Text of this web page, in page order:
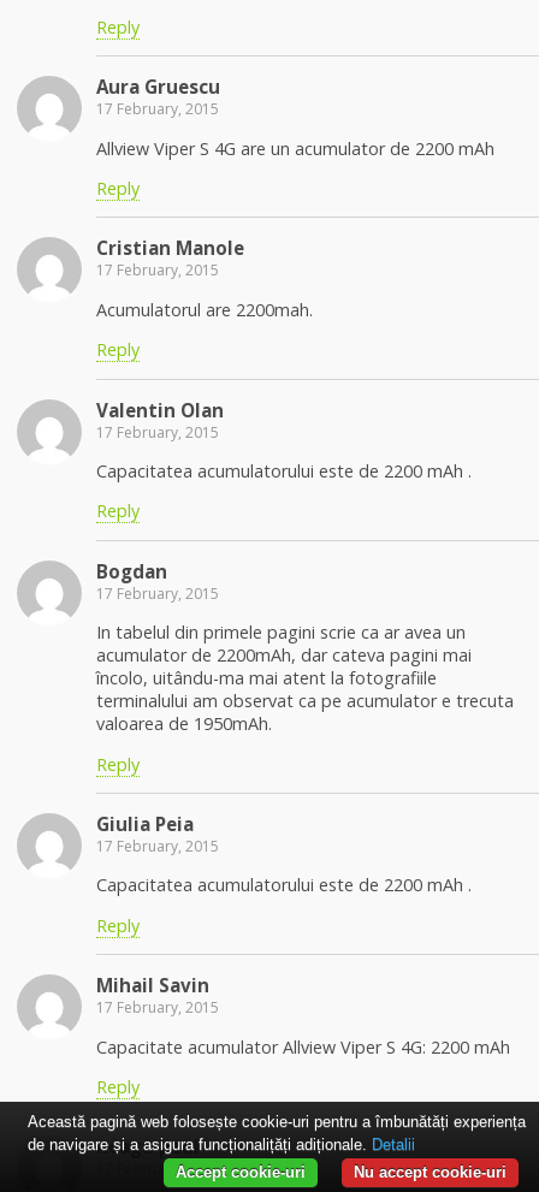
Reply
Aura Gruescu
17 February, 2015
Allview Viper S 4G are un acumulator de 2200 mAh
Reply
Cristian Manole
17 February, 2015
Acumulatorul are 2200mah.
Reply
Valentin Olan
17 February, 2015
Capacitatea acumulatorului este de 2200 mAh .
Reply
Bogdan
17 February, 2015
In tabelul din primele pagini scrie ca ar avea un
acumulator de 2200mAh, dar cateva pagini mai
încolo, uitându-ma mai atent la fotografiile
terminalului am observat ca pe acumulator e trecuta
valoarea de 1950mAh.
Reply
Giulia Peia
17 February, 2015
Capacitatea acumulatorului este de 2200 mAh .
Reply
Mihail Savin
17 February, 2015
Capacitate acumulator Allview Viper S 4G: 2200 mAh
Reply
neagu paul
17 February, 2015
Această pagină web folosește cookie-uri pentru a îmbunătăți experiența
de navigare și a asigura funcționalițăți adiționale. Detalii
Nu accept cookie-uri
Accept cookie-uri